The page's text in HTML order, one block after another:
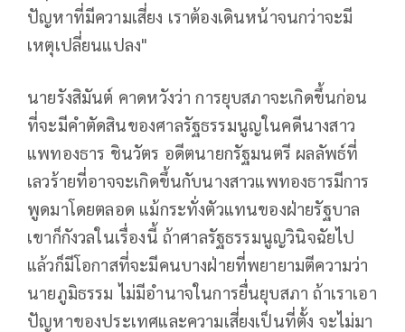
ปัญหาที่มีความเสี่ยง เราต้องเดินหน้าจนกว่าจะมี
เหตุเปลี่ยนแปลง"
นายรังสิมันต์ คาดหวังว่า การยุบสภาจะเกิดขึ้นก่อน
ที่จะมีคำตัดสินของศาลรัฐธรรมนูญในคดีนางสาว
แพทองธาร ชินวัตร อดีตนายกรัฐมนตรี ผลลัพธ์ที่
เลวร้ายที่อาจจะเกิดขึ้นกับนางสาวแพทองธารมีการ
พูดมาโดยตลอด แม้กระทั่งตัวแทนของฝ่ายรัฐบาล
เขาก็กังวลในเรื่องนี้ ถ้าศาลรัฐธรรมนูญวินิจฉัยไป
แล้วก็มีโอกาสที่จะมีคนบางฝ่ายที่พยายามตีความว่า
นายภูมิธรรม ไม่มีอำนาจในการยื่นยุบสภา ถ้าเราเอา
ปัญหาของประเทศและความเสี่ยงเป็นที่ตั้ง จะไม่มา